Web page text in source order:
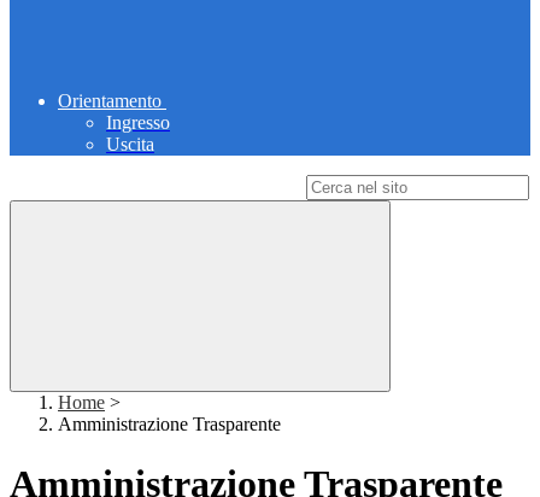
Orientamento
Ingresso
Uscita
Home >
Amministrazione Trasparente
Amministrazione Trasparente